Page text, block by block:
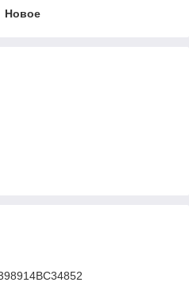
Новое